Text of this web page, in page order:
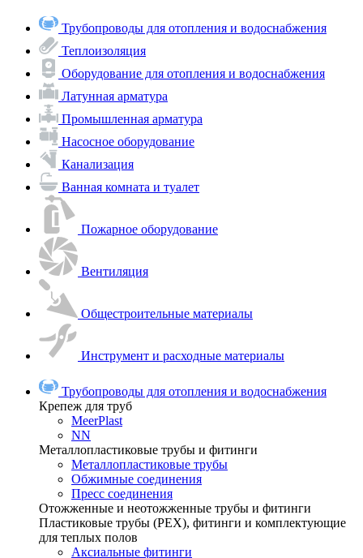
Трубопроводы для отопления и водоснабжения
Теплоизоляция
Оборудование для отопления и водоснабжения
Латунная арматура
Промышленная арматура
Насосное оборудование
Канализация
Ванная комната и туалет
Пожарное оборудование
Вентиляция
Общестроительные материалы
Инструмент и расходные материалы
Трубопроводы для отопления и водоснабжения
Крепеж для труб
MeerPlast
NN
Металлопластиковые трубы и фитинги
Металлопластиковые трубы
Обжимные соединения
Пресс соединения
Отожженные и неотожженные трубы и фитинги
Пластиковые трубы (РЕХ), фитинги и комплектующие
для теплых полов
Аксиальные фитинги